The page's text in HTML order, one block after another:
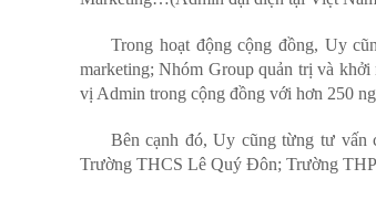
Trong hoạt động cộng đồng, Uy
marketing; Nhóm Group quản trị và
vị Admin trong cộng đồng với hơn 250
Bên cạnh đó, Uy cũng từng tư
Trường THCS Lê Quý Đôn; Trường